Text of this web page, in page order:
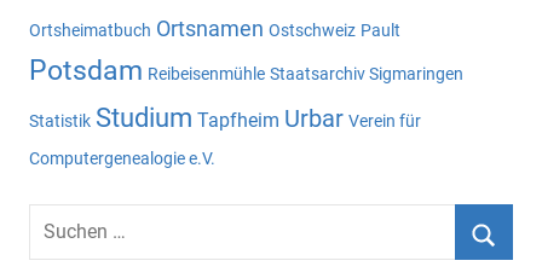
Ortsheimatbuch Ortsnamen Ostschweiz Pault
Potsdam Reibeisenmühle Staatsarchiv Sigmaringen
Statistik Studium Tapfheim Urbar Verein für
Computergenealogie e.V.
Suchen
nach: